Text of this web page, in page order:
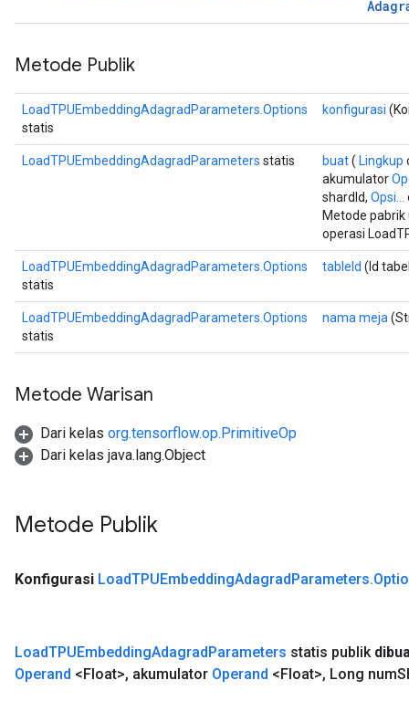
Metode Publik
LoadTPUEmbeddingAdagradParameters.Options
statis
konfigurasi
LoadTPUEmbeddingAdagradParameters statis buat( Lingkup
akumulator
shardId, Opsi...
Metode
operasi
LoadTPUEmbeddingAdagradParameters.Options
statis
tableId (Id
LoadTPUEmbeddingAdagradParameters.Options
statis
nama meja
Metode Warisan
Dari kelas org.tensorflow.op.PrimitiveOp
Dari kelas java.lang.Object
Metode Publik
Konfigurasi LoadTPUEmbeddingAdagradParameters.
LoadTPUEmbeddingAdagradParameters statis publik
Operand <Float>, akumulator Operand <Float>, Long num